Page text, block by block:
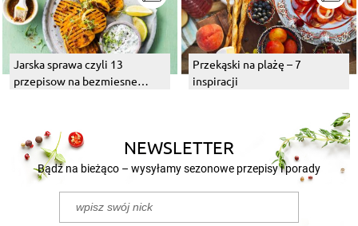
Jarska sprawa czyli 13
przepisow na bezmiesne
Przekąski na plażę – 7
inspiracji
NEWSLETTER
Bądź na bieżąco – wysyłamy sezonowe przepisy i porady